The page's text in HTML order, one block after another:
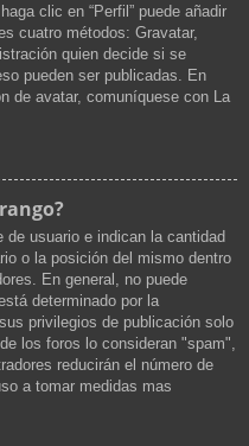
clic en “Perfil” puede añadir
cuatro métodos: Gravatar,
quien decide si se
pueden ser publicadas. En
de avatar, comuníquese con La
de usuario e indican la cantidad
o la posición del mismo dentro
En general, no puede
determinado por la
privilegios de publicación solo
los foros lo consideran "spam",
reducirán el número de
a tomar medidas mas